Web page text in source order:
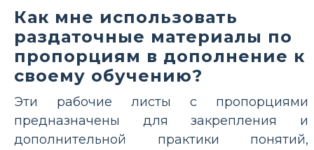
Как мне использовать
раздаточные материалы по
пропорциям в дополнение к
своему обучению?
Эти рабочие листы с пропорциями
предназначены для закрепления и
дополнительной практики понятий,